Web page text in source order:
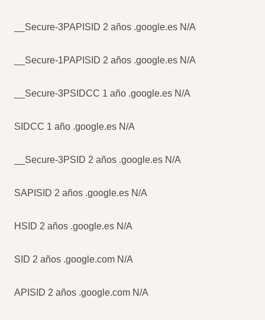
__Secure-3PAPISID 2 años .google.es N/A
__Secure-1PAPISID 2 años .google.es N/A
__Secure-3PSIDCC 1 año .google.es N/A
SIDCC 1 año .google.es N/A
__Secure-3PSID 2 años .google.es N/A
SAPISID 2 años .google.es N/A
HSID 2 años .google.es N/A
SID 2 años .google.com N/A
APISID 2 años .google.com N/A